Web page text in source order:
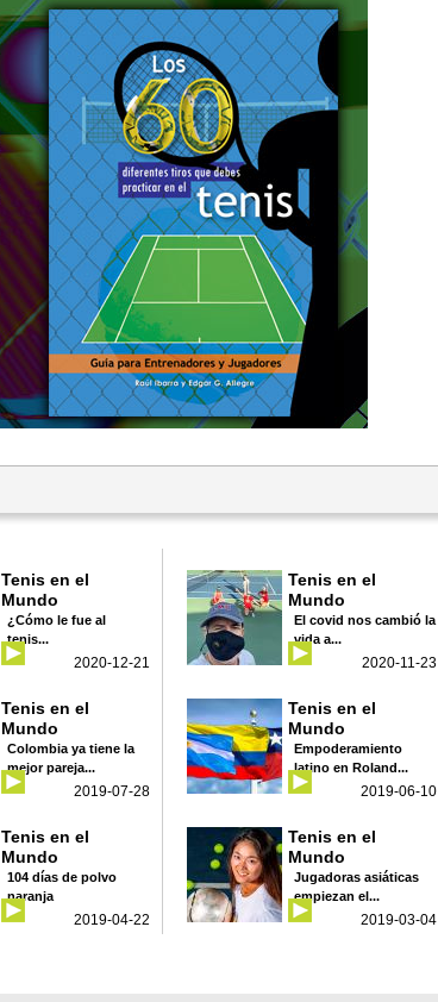
Tenis en el
Mundo
¿Cómo le fue al
tenis...
2020-12-21
Tenis en el
Mundo
El covid nos cambió la
vida a...
2020-11-23
Tenis en el
Mundo
Colombia ya tiene la
mejor pareja...
2019-07-28
Tenis en el
Mundo
Empoderamiento
latino en Roland...
2019-06-10
Tenis en el
Mundo
104 días de polvo
naranja
2019-04-22
Tenis en el
Mundo
Jugadoras asiáticas
empiezan el...
2019-03-04